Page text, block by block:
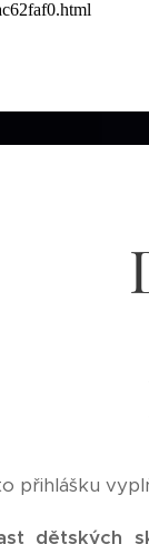
přihlášku
dětských